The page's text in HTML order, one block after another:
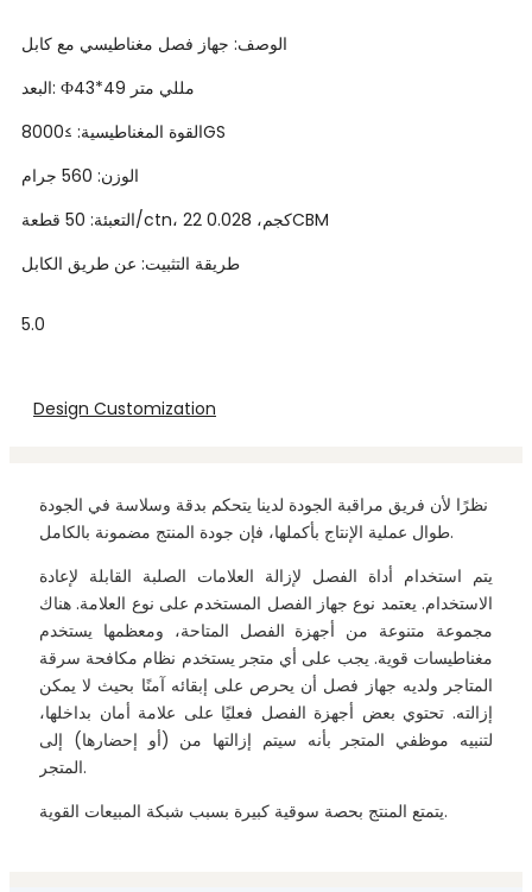
الوصف: جهاز فصل مغناطيسي مع كابل
القوة المغناطيسية: ≥8000GS
الوزن: 560 جرام
التعبئة: 50 قطعة/ctn، 22 كجم، 0.028CBM
طريقة التثبيت: عن طريق الكابل
5.0
Design Customization
نظرًا لأن فريق مراقبة الجودة لدينا يتحكم بدقة وسلاسة في الجودة
طوال عملية الإنتاج بأكملها، فإن جودة المنتج مضمونة بالكامل.
يتم استخدام أداة الفصل لإزالة العلامات الصلبة القابلة لإعادة
الاستخدام. يعتمد نوع جهاز الفصل المستخدم على نوع العلامة. هناك
مجموعة متنوعة من أجهزة الفصل المتاحة، ومعظمها يستخدم
مغناطيسات قوية. يجب على أي متجر يستخدم نظام مكافحة سرقة
المتاجر ولديه جهاز فصل أن يحرص على إبقائه آمنًا بحيث لا يمكن
إزالته. تحتوي بعض أجهزة الفصل فعليًا على علامة أمان بداخلها،
لتنبيه موظفي المتجر بأنه سيتم إزالتها من (أو إحضارها) إلى
المتجر.
يتمتع المنتج بحصة سوقية كبيرة بسبب شبكة المبيعات القوية.